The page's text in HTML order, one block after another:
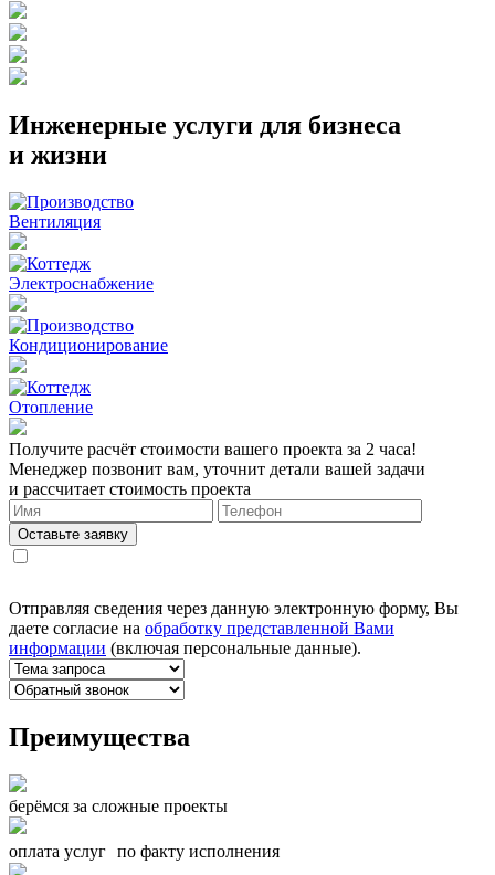
Инженерные услуги для бизнеса
и жизни
Вентиляция
Электроснабжение
Кондиционирование
Отопление
Получите расчёт стоимости вашего проекта за 2 часа!
Менеджер позвонит вам, уточнит детали вашей задачи
и рассчитает стоимость проекта
Оставьте заявку
Отправляя сведения через данную электронную форму, Вы
даете согласие на обработку представленной Вами
информации (включая персональные данные).
Преимущества
берёмся за сложные проекты
оплата услуг по факту исполнения